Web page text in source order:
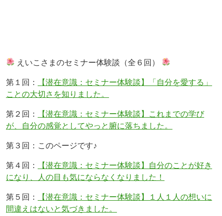
えいこさまのセミナー体験談（全６回）
第１回：
【潜在意識：セミナー体験談】「自分を愛する」
ことの大切さを知りました。
第２回：
【潜在意識：セミナー体験談】これまでの学び
が、自分の感覚としてやっと腑に落ちました。
第３回：このページです♪
第４回：
【潜在意識：セミナー体験談】自分のことが好き
になり、人の目も気にならなくなりました！
第５回：
【潜在意識：セミナー体験談】１人１人の想いに
間違えはないと気づきました。